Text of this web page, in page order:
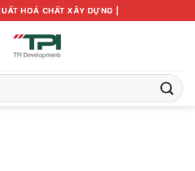
HOÁ CHẤT XÂY DỰNG |